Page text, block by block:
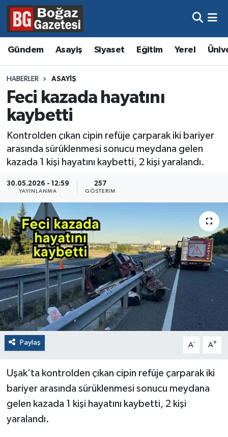
Gündem Asayiş Siyaset Eğitim Yerel
HABERLER ASAYIŞ
Feci kazada hayatını
kaybetti
Kontrolden çıkan cipin refüje çarparak iki bariyer
arasında sürüklenmesi sonucu meydana gelen
kazada 1 kişi hayatını kaybetti, 2 kişi yaralandı.
30.05.2026 - 12:59
YAYINLANMA
257
GÖSTERIM
Paylaş A- A+
Uşak’ta kontrolden çıkan cipin refüje çarparak iki
bariyer arasında sürüklenmesi sonucu meydana
gelen kazada 1 kişi hayatını kaybetti, 2 kişi
yaralandı.
Asayiş
Eğitim
Ekonomi
Gündem
Kültür ve Sanat
Magazin
Resmi İlanlar
Sağlık
Hava Durumu
Trafik Durumu
Süper Lig Puan Durumu ve Fikstür
Tüm Manşetler
Son Dakika Haberleri
Haber Arşivi